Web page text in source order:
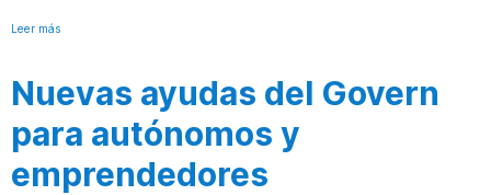
Leer más
Nuevas ayudas del Govern
para autónomos y
emprendedores